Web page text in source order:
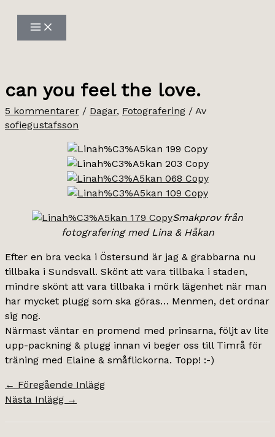
innehåll
can you feel the love.
5 kommentarer / Dagar, Fotografering / Av
sofiegustafsson
Smakprov från
fotografering med Lina & Håkan
Efter en bra vecka i Östersund är jag & grabbarna nu
tillbaka i Sundsvall. Skönt att vara tillbaka i staden,
mindre skönt att vara tillbaka i mörk lägenhet när man
har mycket plugg som ska göras… Menmen, det ordnar
sig nog.
Närmast väntar en promend med prinsarna, följt av lite
upp-packning & plugg innan vi beger oss till Timrå för
träning med Elaine & småflickorna. Topp! :-)
← Föregående Inlägg
Nästa Inlägg →